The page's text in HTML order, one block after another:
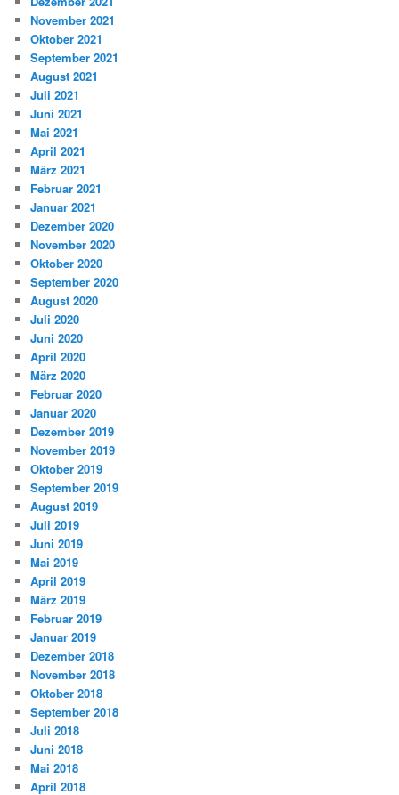
November 2021
Oktober 2021
September 2021
August 2021
Juli 2021
Juni 2021
Mai 2021
April 2021
März 2021
Februar 2021
Januar 2021
Dezember 2020
November 2020
Oktober 2020
September 2020
August 2020
Juli 2020
Juni 2020
April 2020
März 2020
Februar 2020
Januar 2020
Dezember 2019
November 2019
Oktober 2019
September 2019
August 2019
Juli 2019
Juni 2019
Mai 2019
April 2019
März 2019
Februar 2019
Januar 2019
Dezember 2018
November 2018
Oktober 2018
September 2018
Juli 2018
Juni 2018
Mai 2018
April 2018